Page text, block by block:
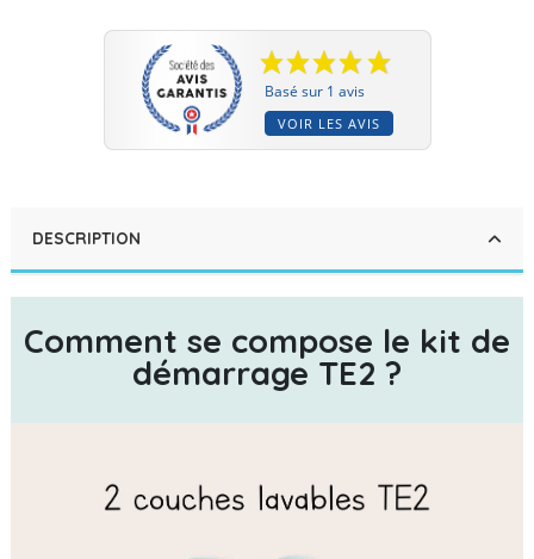
Basé sur 1 avis
VOIR LES AVIS
DESCRIPTION
Comment se compose le kit de
démarrage TE2 ?